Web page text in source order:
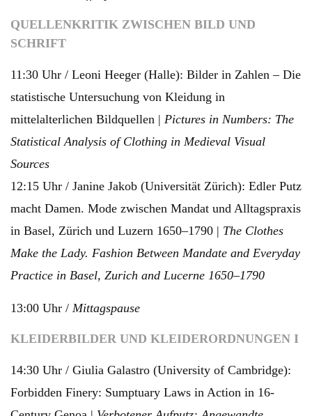
QUELLENKRITIK ZWISCHEN BILD UND
SCHRIFT
11:30 Uhr / Leoni Heeger (Halle): Bilder in Zahlen – Die
statistische Untersuchung von Kleidung in
mittelalterlichen Bildquellen | Pictures in Numbers: The
Statistical Analysis of Clothing in Medieval Visual
Sources
12:15 Uhr / Janine Jakob (Universität Zürich): Edler Putz
macht Damen. Mode zwischen Mandat und Alltagspraxis
in Basel, Zürich und Luzern 1650–1790 | The Clothes
Make the Lady. Fashion Between Mandate and Everyday
Practice in Basel, Zurich and Lucerne 1650–1790
13:00 Uhr / Mittagspause
KLEIDERBILDER UND KLEIDERORDNUNGEN I
14:30 Uhr / Giulia Galastro (University of Cambridge):
Forbidden Finery: Sumptuary Laws in Action in 16-